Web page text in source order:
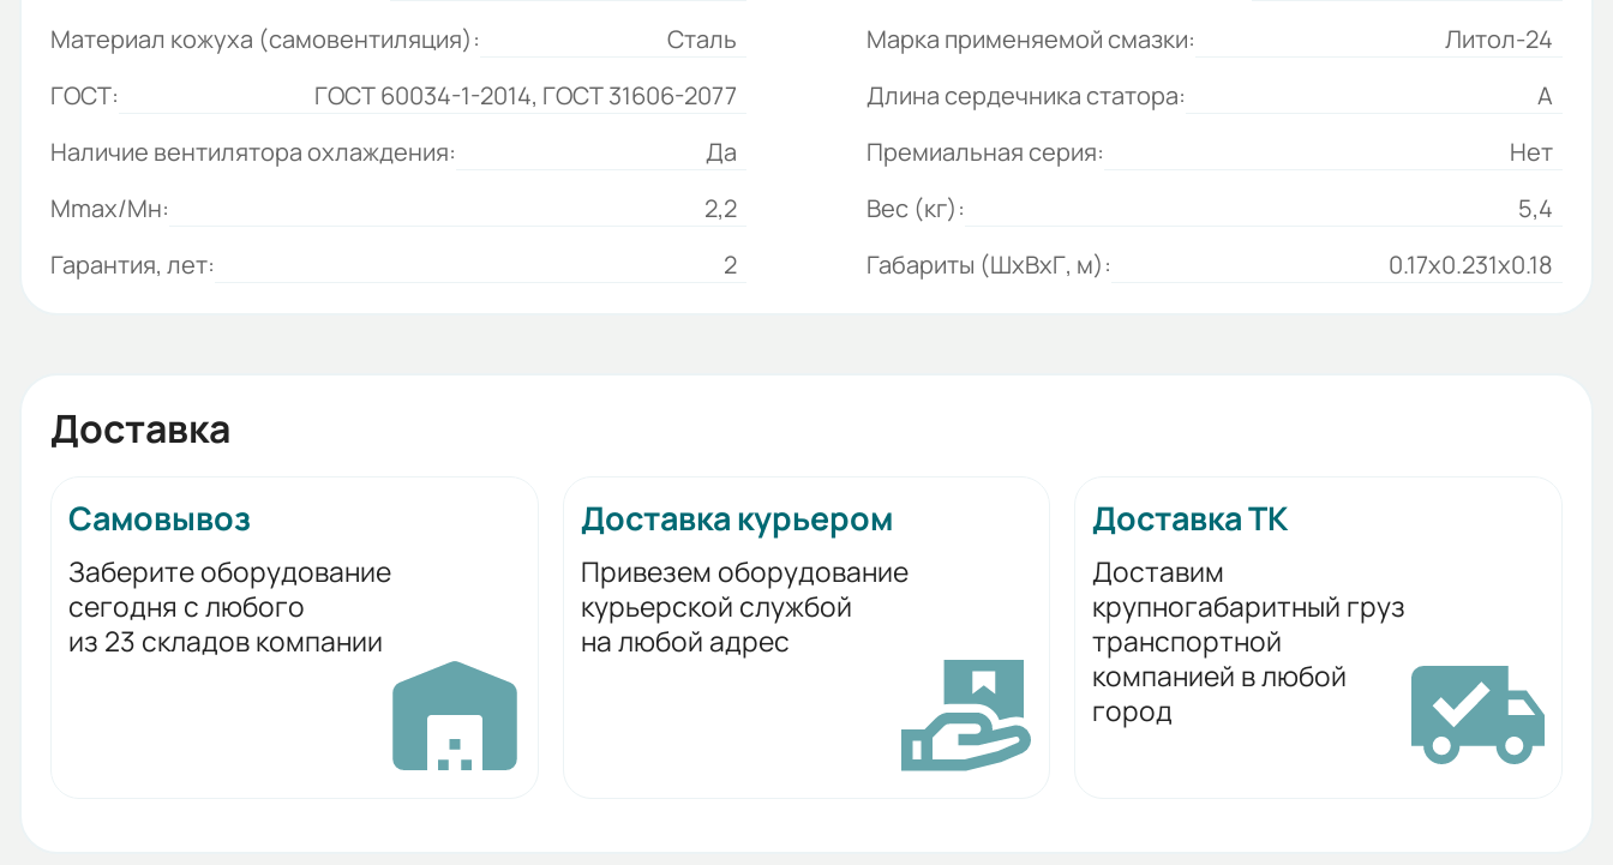
Материал кожуха (самовентиляция):
Сталь Марка применяемой смазки:
Литол-24
ГОСТ:
ГОСТ 60034-1-2014, ГОСТ 31606-2077 Длина сердечника статора:
А
Наличие вентилятора охлаждения:
Да Премиальная серия:
Нет
Mmax/Mн:
2,2 Вес (кг):
5,4
Гарантия, лет:
2 Габариты (ШхВхГ, м): 0.17x0.231x0.18
Доставка
Самовывоз
Заберите оборудование
сегодня с любого
из 23 складов компании
Доставка курьером
Привезем оборудование
курьерской службой
на любой адрес
Доставка ТК
Доставим
крупногабаритный груз
транспортной
компанией в любой
город